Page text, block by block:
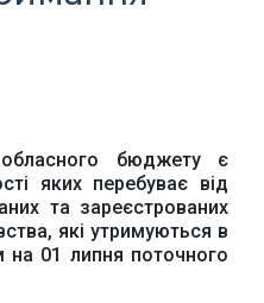
бюджету є
яких перебуває від
та зареєстрованих
які утримуються в
на 01 липня поточного